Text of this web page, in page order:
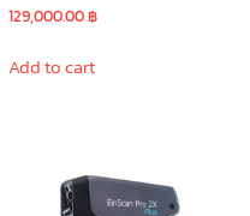
129,000.00฿
Add to cart